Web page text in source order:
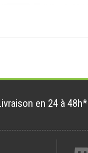
en 24 à 48h*